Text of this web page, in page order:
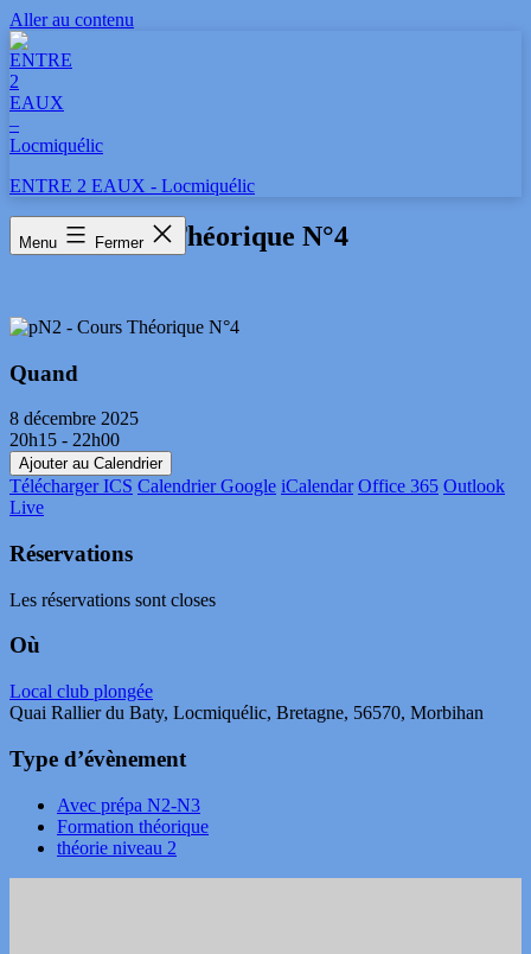
Aller au contenu
ENTRE 2 EAUX - Locmiquélic
Menu Fermer
pN2 – Cours Théorique N°4
Quand
8 décembre 2025
20h15 - 22h00
Ajouter au Calendrier
Télécharger ICS Calendrier Google iCalendar Office 365 Outlook
Live
Réservations
Les réservations sont closes
Où
Local club plongée
Quai Rallier du Baty, Locmiquélic, Bretagne, 56570, Morbihan
Type d’évènement
Avec prépa N2-N3
Formation théorique
théorie niveau 2